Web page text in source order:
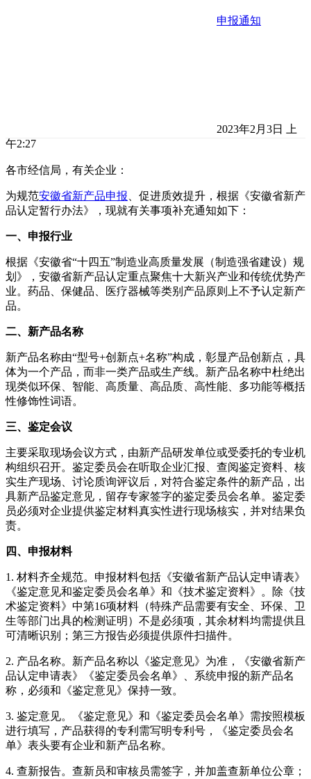
申报通知
2023年2月3日 上
午2:27
各市经信局，有关企业：
为规范安徽省新产品申报、促进质效提升，根据《安徽省新产
品认定暂行办法》，现就有关事项补充通知如下：
一、申报行业
根据《安徽省“十四五”制造业高质量发展（制造强省建设）规
划》，安徽省新产品认定重点聚焦十大新兴产业和传统优势产
业。药品、保健品、医疗器械等类别产品原则上不予认定新产
品。
二、新产品名称
新产品名称由“型号+创新点+名称”构成，彰显产品创新点，具
体为一个产品，而非一类产品或生产线。新产品名称中杜绝出
现类似环保、智能、高质量、高品质、高性能、多功能等概括
性修饰性词语。
三、鉴定会议
主要采取现场会议方式，由新产品研发单位或受委托的专业机
构组织召开。鉴定委员会在听取企业汇报、查阅鉴定资料、核
实生产现场、讨论质询评议后，对符合鉴定条件的新产品，出
具新产品鉴定意见，留存专家签字的鉴定委员会名单。鉴定委
员必须对企业提供鉴定材料真实性进行现场核实，并对结果负
责。
四、申报材料
1. 材料齐全规范。申报材料包括《安徽省新产品认定申请表》
《鉴定意见和鉴定委员会名单》和《技术鉴定资料》。除《技
术鉴定资料》中第16项材料（特殊产品需要有安全、环保、卫
生等部门出具的检测证明）不是必须项，其余材料均需提供且
可清晰识别；第三方报告必须提供原件扫描件。
2. 产品名称。新产品名称以《鉴定意见》为准，《安徽省新产
品认定申请表》《鉴定委员会名单》、系统申报的新产品名
称，必须和《鉴定意见》保持一致。
3. 鉴定意见。《鉴定意见》和《鉴定委员会名单》需按照模板
进行填写，产品获得的专利需写明专利号，《鉴定委员会名
单》表头要有企业和新产品名称。
4. 查新报告。查新员和审核员需签字，并加盖查新单位公章；